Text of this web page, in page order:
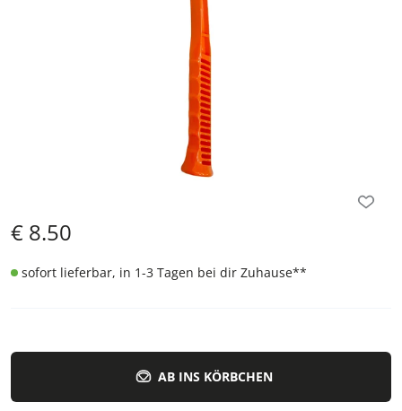
€ 8.50
sofort lieferbar, in 1-3 Tagen bei dir Zuhause**
AB INS KÖRBCHEN